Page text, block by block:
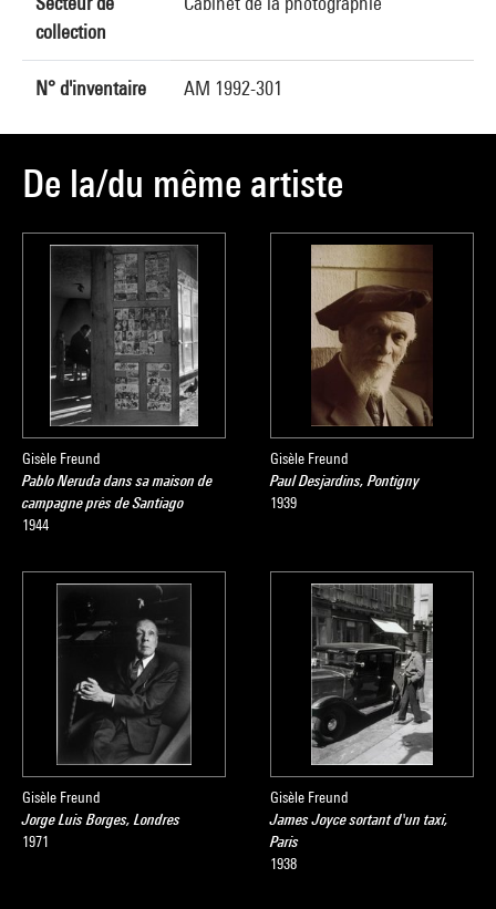
collection
N° d'inventaire AM 1992-301
De la/du même artiste
Gisèle Freund
Pablo Neruda dans sa maison de
campagne près de Santiago
1944
Gisèle Freund
Paul Desjardins, Pontigny
1939
Gisèle Freund
Jorge Luis Borges, Londres
1971
Gisèle Freund
James Joyce sortant d'un taxi,
Paris
1938